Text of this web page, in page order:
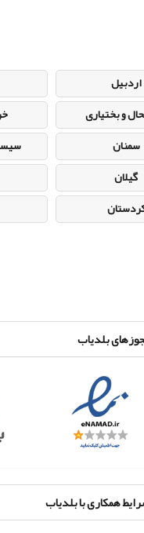
اردبیل
و بختیاری
سمنان
گیلان
بلدیاب
همکاری با بلدیاب